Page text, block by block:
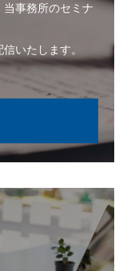
事務所のセミナ
いたします。